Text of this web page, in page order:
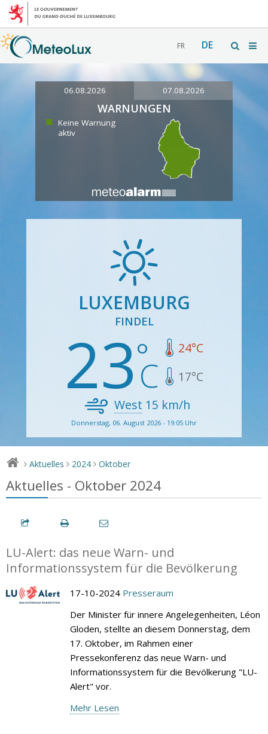
FR DE
06.08.2026 07.08.2026
WARNUNGEN
Keine Warnung
aktiv
LUXEMBURG
FINDEL
23 24°C
17°C
West 15 km/h
Donnerstag, 06. August 2026 - 19:05 Uhr
> Aktuelles > 2024 > Oktober
Aktuelles - Oktober 2024
LU-Alert: das neue Warn- und
Informationssystem für die Bevölkerung
17-10-2024 Presseraum
Der Minister für innere Angelegenheiten, Léon
Gloden, stellte an diesem Donnerstag, dem
17. Oktober, im Rahmen einer
Pressekonferenz das neue Warn- und
Informationssystem für die Bevölkerung "LU-
Alert" vor.
Mehr Lesen